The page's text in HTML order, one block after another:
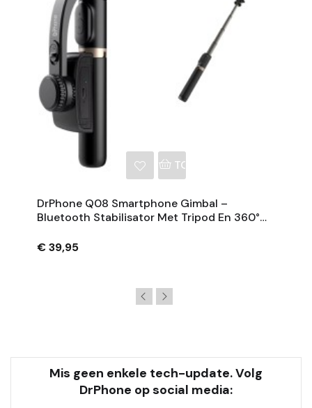
TOEVOEGEN AAN
DrPhone Q08 Smartphone Gimbal –
Bluetooth Stabilisator Met Tripod En 360°
€ 39,95
Mis geen enkele tech-update. Volg
DrPhone op social media: